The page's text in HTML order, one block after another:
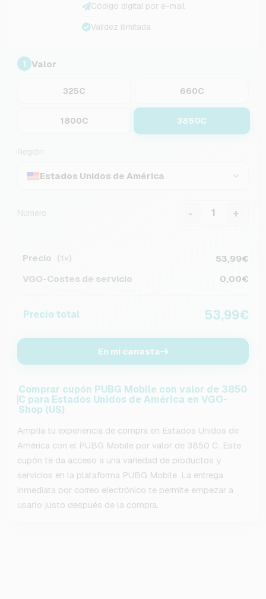
Código digital por e-mail
Validez ilimitada
1 Valor
325C 660C
1800C 3850C
Región
Estados Unidos de América
Número - +
Precio (1×)
53,99€
VGO-Costes de servicio
0,00€
Precio total 53,99€
En mi canasta
Comprar cupón PUBG Mobile con valor de 3850
C para Estados Unidos de América en VGO-
Shop (US)
Amplía tu experiencia de compra en Estados Unidos de
América con el PUBG Mobile por valor de 3850 C. Este
cupón te da acceso a una variedad de productos y
servicios en la plataforma PUBG Mobile. La entrega
inmediata por correo electrónico te permite empezar a
usarlo justo después de la compra.